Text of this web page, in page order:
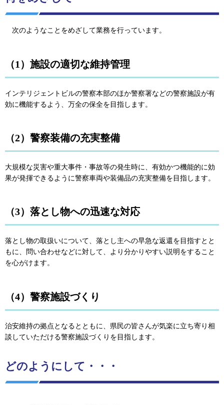
次のようなことをめざして業務を行っています。
（1）施設の適切な維持管理
インテリジェントビルの警察本部のほか警察署などの警察施設が有
効に機能するよう、万全の保全を目指します。
（2）警察装備の充実整備
大規模な災害や重大事件・事故等の発生時に、有効かつ機能的に効
果が発揮できるように警察車両や装備品の充実整備を目指します。
（3）落とし物への迅速な対応
落とし物の取扱いについて、落とし主への早急な返還を目指すとと
もに、問い合わせなどに対して、より分かりやすい説明をすること
を心がけます。
（4）警察施設づくり
治安維持の拠点となるとともに、県民の皆さんが気楽に立ち寄り相
談していただける警察施設づくりを目指します。
どのようにして・・・